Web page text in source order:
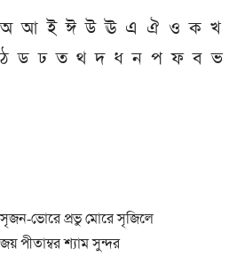
অ আ ই ঈ উ ঊ এ ঐ ও ক খ
ঠ ড ঢ ত থ দ ধ ন প ফ ব ভ
সৃজন-ভোরে প্রভু মোরে সৃজিলে
জয় পীতাম্বর শ্যাম সুন্দর